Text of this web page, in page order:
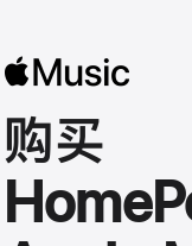
购买